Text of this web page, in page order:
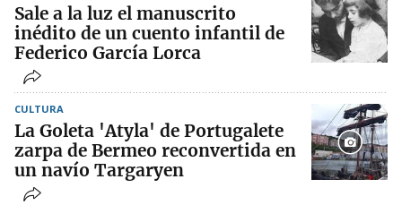
Sale a la luz el manuscrito
inédito de un cuento infantil de
Federico García Lorca
CULTURA
La Goleta 'Atyla' de Portugalete
zarpa de Bermeo reconvertida en
un navío Targaryen